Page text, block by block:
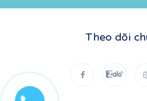
Theo dõi